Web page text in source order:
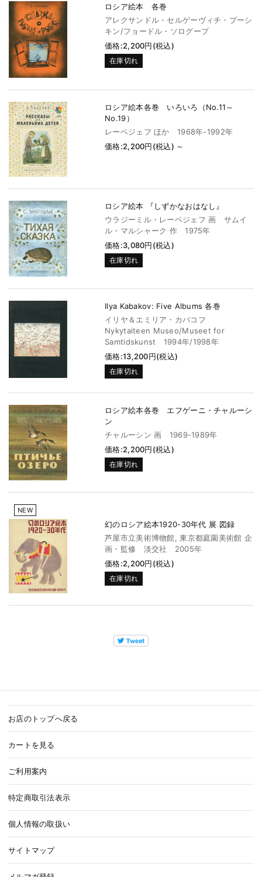
ロシア絵本 各巻
アレクサンドル・セルゲーヴィチ・プーシ
キン/フョードル・ソログープ
価格:2,200円(税込)
在庫切れ
ロシア絵本各巻 いろいろ（No.11～
No.19）
レーベジェフ ほか 1968年-1992年
価格:2,200円(税込) ～
ロシア絵本 『しずかなおはなし』
ウラジーミル・レーベジェフ 画 サムイ
ル・マルシャーク 作 1975年
価格:3,080円(税込)
在庫切れ
Ilya Kabakov: Five Albums 各巻
イリヤ＆エミリア・カバコフ
Nykytaiteen Museo/Museet for
Samtidskunst 1994年/1998年
価格:13,200円(税込)
在庫切れ
ロシア絵本各巻 エフゲーニ・チャルーシ
ン
チャルーシン 画 1969-1989年
価格:2,200円(税込)
在庫切れ
NEW
幻のロシア絵本1920-30年代 展 図録
芦屋市立美術博物館, 東京都庭園美術館 企
画・監修 淡交社 2005年
価格:2,200円(税込)
在庫切れ
お店のトップへ戻る
カートを見る
ご利用案内
特定商取引法表示
個人情報の取扱い
サイトマップ